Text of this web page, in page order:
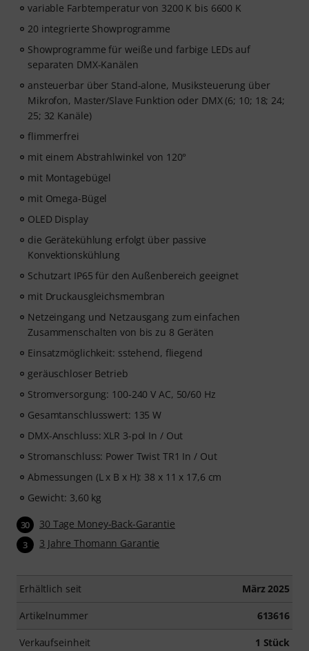
variable Farbtemperatur von 3200 K bis 6600 K
20 integrierte Showprogramme
Showprogramme für weiße und farbige LEDs auf
separaten DMX-Kanälen
ansteuerbar über Stand-alone, Musiksteuerung über
Mikrofon, Master/Slave Funktion oder DMX (6; 10; 18; 24;
25; 32 Kanäle)
flimmerfrei
mit einem Abstrahlwinkel von 120°
mit Montagebügel
mit Omega-Bügel
OLED Display
die Gerätekühlung erfolgt über passive
Konvektionskühlung
Schutzart IP65 für den Außenbereich geeignet
mit Druckausgleichsmembran
Netzeingang und Netzausgang zum einfachen
Zusammenschalten von bis zu 8 Geräten
Einsatzmöglichkeit: sstehend, fliegend
geräuschloser Betrieb
Stromversorgung: 100-240 V AC, 50/60 Hz
Gesamtanschlusswert: 135 W
DMX-Anschluss: XLR 3-pol In / Out
Stromanschluss: Power Twist TR1 In / Out
Abmessungen (L x B x H): 38 x 11 x 17,6 cm
Gewicht: 3,60 kg
30 30 Tage Money-Back-Garantie
3 3 Jahre Thomann Garantie
Erhältlich seit März 2025
Artikelnummer 613616
Verkaufseinheit 1 Stück